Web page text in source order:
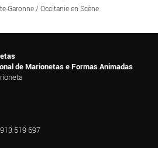
Garonne / Occitanie en Scène
de Marionetas e Formas Animadas
519 697